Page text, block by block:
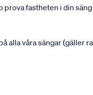
fastheten i din
alla våra sängar (gäller